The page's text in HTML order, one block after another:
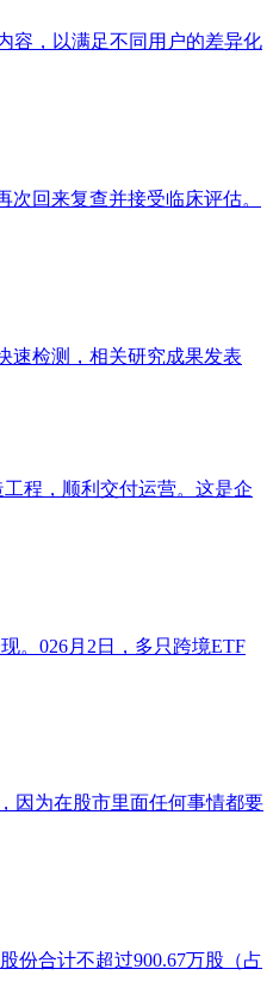
容，以满足不同用户的差异化
回来复查并接受临床评估。
速检测，相关研究成果发表
程，顺利交付运营。这是企
。026月2日，多只跨境ETF
因为在股市里面任何事情都要
份合计不超过900.67万股（占